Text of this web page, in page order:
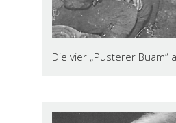
Die vier „Pusterer Buam“